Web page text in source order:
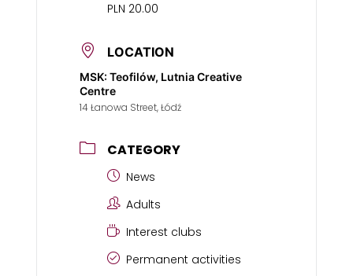
PLN 20.00
LOCATION
MSK: Teofilów, Lutnia Creative
Centre
14 Łanowa Street, Łódź
CATEGORY
News
Adults
Interest clubs
Permanent activities